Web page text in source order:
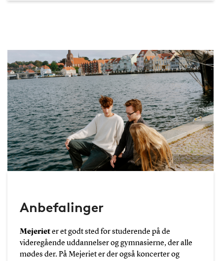
Anbefalinger
Mejerieter et godt sted for studerende på de
videregående uddannelser og gymnasierne, der alle
mødes der. På Mejeriet er der også koncerter og